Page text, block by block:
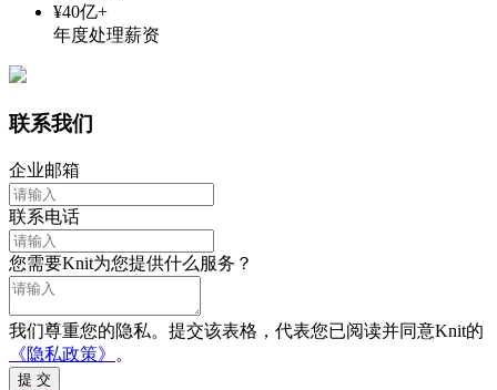
¥40亿+
年度处理薪资
联系我们
企业邮箱
联系电话
您需要Knit为您提供什么服务？
我们尊重您的隐私。提交该表格，代表您已阅读并同意Knit的
《隐私政策》
。
提 交